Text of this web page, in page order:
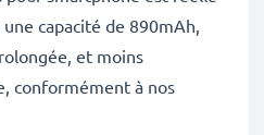
capacité de 890mAh,
et moins
conformément à nos